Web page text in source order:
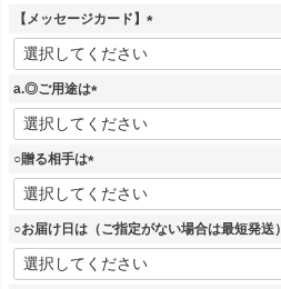
【メッセージカード】
(
a.◎ご用途は
(
必
須
○贈る相手は
(
必
須
○お届け日は（ご指定がない場合は最短発送）